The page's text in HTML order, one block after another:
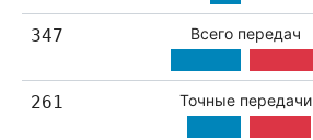
347 Всего передач
261 Точные передачи